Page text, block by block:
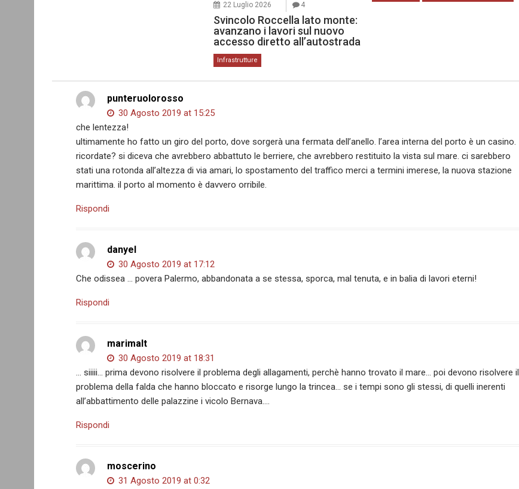
22 Luglio 2026 4
Svincolo Roccella lato monte:
avanzano i lavori sul nuovo
accesso diretto all’autostrada
Infrastrutture
punteruolorosso
30 Agosto 2019 at 15:25
che lentezza!
ultimamente ho fatto un giro del porto, dove sorgerà una fermata dell’anello. l’area interna del porto è un casino.
ricordate? si diceva che avrebbero abbattuto le berriere, che avrebbero restituito la vista sul mare. ci sarebbero
stati una rotonda all’altezza di via amari, lo spostamento del traffico merci a termini imerese, la nuova stazione
marittima. il porto al momento è davvero orribile.
Rispondi
danyel
30 Agosto 2019 at 17:12
Che odissea … povera Palermo, abbandonata a se stessa, sporca, mal tenuta, e in balia di lavori eterni!
Rispondi
marimalt
30 Agosto 2019 at 18:31
… siiiii… prima devono risolvere il problema degli allagamenti, perchè hanno trovato il mare… poi devono risolvere il
problema della falda che hanno bloccato e risorge lungo la trincea… se i tempi sono gli stessi, di quelli inerenti
all’abbattimento delle palazzine i vicolo Bernava….
Rispondi
moscerino
31 Agosto 2019 at 0:32